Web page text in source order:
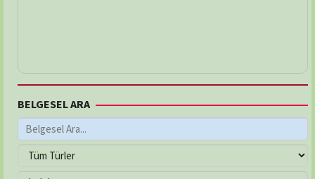
BELGESEL ARA